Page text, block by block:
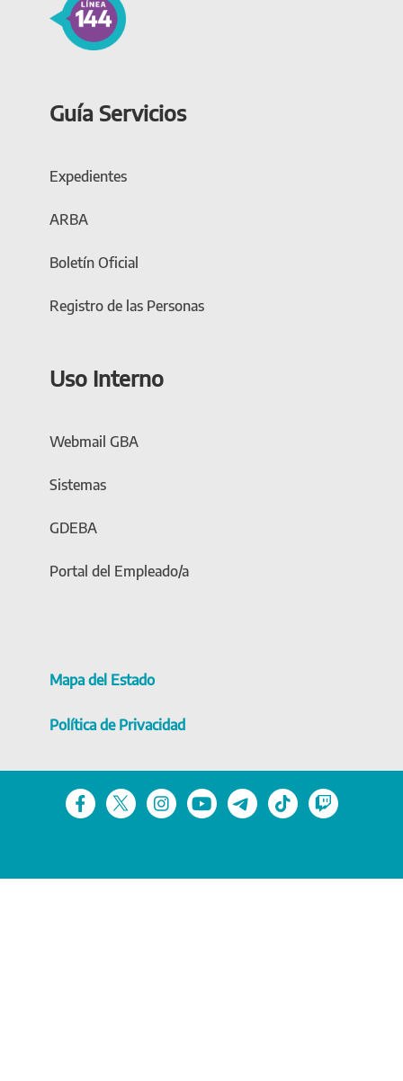
Guía Servicios
Expedientes
ARBA
Boletín Oficial
Registro de las Personas
Uso Interno
Webmail GBA
Sistemas
GDEBA
Portal del Empleado/a
Mapa del Estado
Política de Privacidad